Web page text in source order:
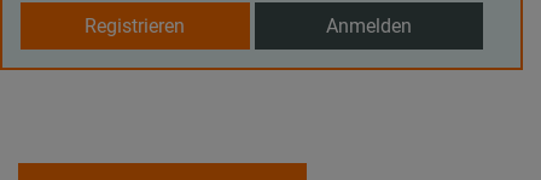
Registrieren Anmelden